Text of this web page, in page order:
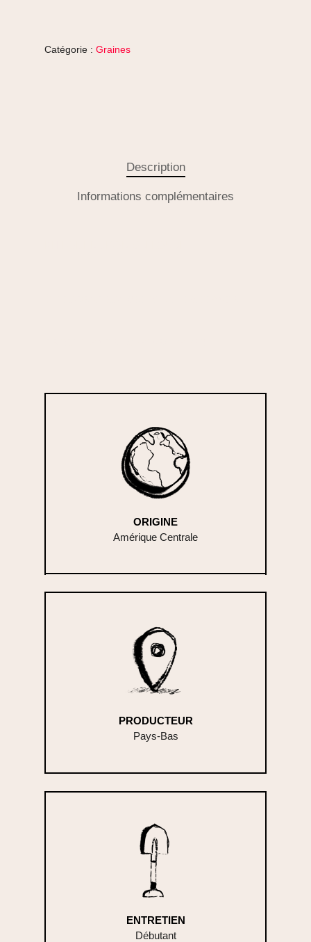
Catégorie : Graines
Description
Informations complémentaires
ORIGINE
Amérique Centrale
PRODUCTEUR
Pays-Bas
ENTRETIEN
Débutant